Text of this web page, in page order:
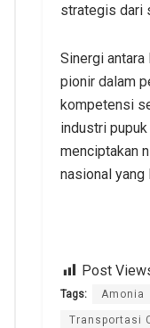
strategis dari
Sinergi antara
pionir dalam
kompetensi
industri
menciptakan
nasional yang
Post
Tags: Amonia
Transportasi